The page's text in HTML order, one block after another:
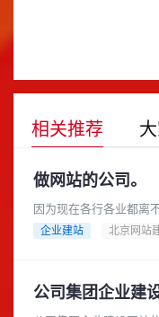
相关推荐
做网站的公司。
因为现在各行各业都离不开网站。 让我们为
“做网站的公司”这个概
企业建站 北京网站